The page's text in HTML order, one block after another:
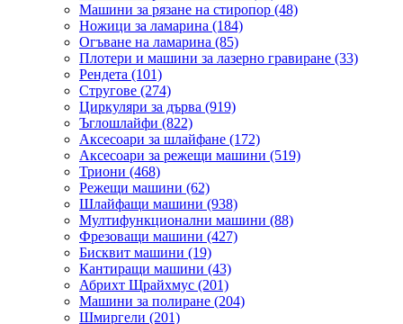
Машини за рязане на стиропор (48)
Ножици за ламарина (184)
Огъване на ламарина (85)
Плотери и машини за лазерно гравиране (33)
Рендета (101)
Стругове (274)
Циркуляри за дърва (919)
Ъглошлайфи (822)
Аксесоари за шлайфане (172)
Аксесоари за режещи машини (519)
Триони (468)
Режещи машини (62)
Шлайфащи машини (938)
Мултифункционални машини (88)
Фрезоващи машини (427)
Бисквит машини (19)
Кантиращи машини (43)
Абрихт Щрайхмус (201)
Машини за полиране (204)
Шмиргели (201)